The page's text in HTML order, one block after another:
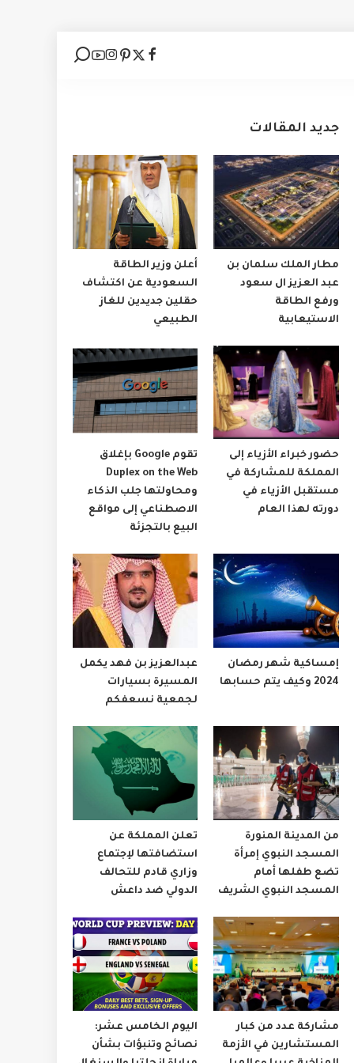
جديد المقالات
مطار الملك سلمان بن
عبد العزيز ال سعود
ورفع الطاقة
الاستيعابية
أعلن وزير الطاقة
السعودية عن اكتشاف
حقلين جديدين للغاز
الطبيعي
حضور خبراء الأزياء إلى
المملكة للمشاركة في
مستقبل الأزياء في
دورته لهذا العام
تقوم Google بإغلاق
Duplex on the Web
ومحاولتها جلب الذكاء
الاصطناعي إلى مواقع
البيع بالتجزئة
إمساكية شهر رمضان
2024 وكيف يتم حسابها
عبدالعزيز بن فهد يكمل
المسيرة بسيارات
لجمعية نسعفكم
من المدينة المنورة
المسجد النبوي إمرأة
تضع طفلها أمام
المسجد النبوي الشريف
تعلن المملكة عن
استضافتها لإجتماع
وزاري قادم للتحالف
الدولي ضد داعش
مشاركة عدد من كبار
المستشارين في الأزمة
اليوم الخامس عشر:
نصائح وتنبؤات بشأن